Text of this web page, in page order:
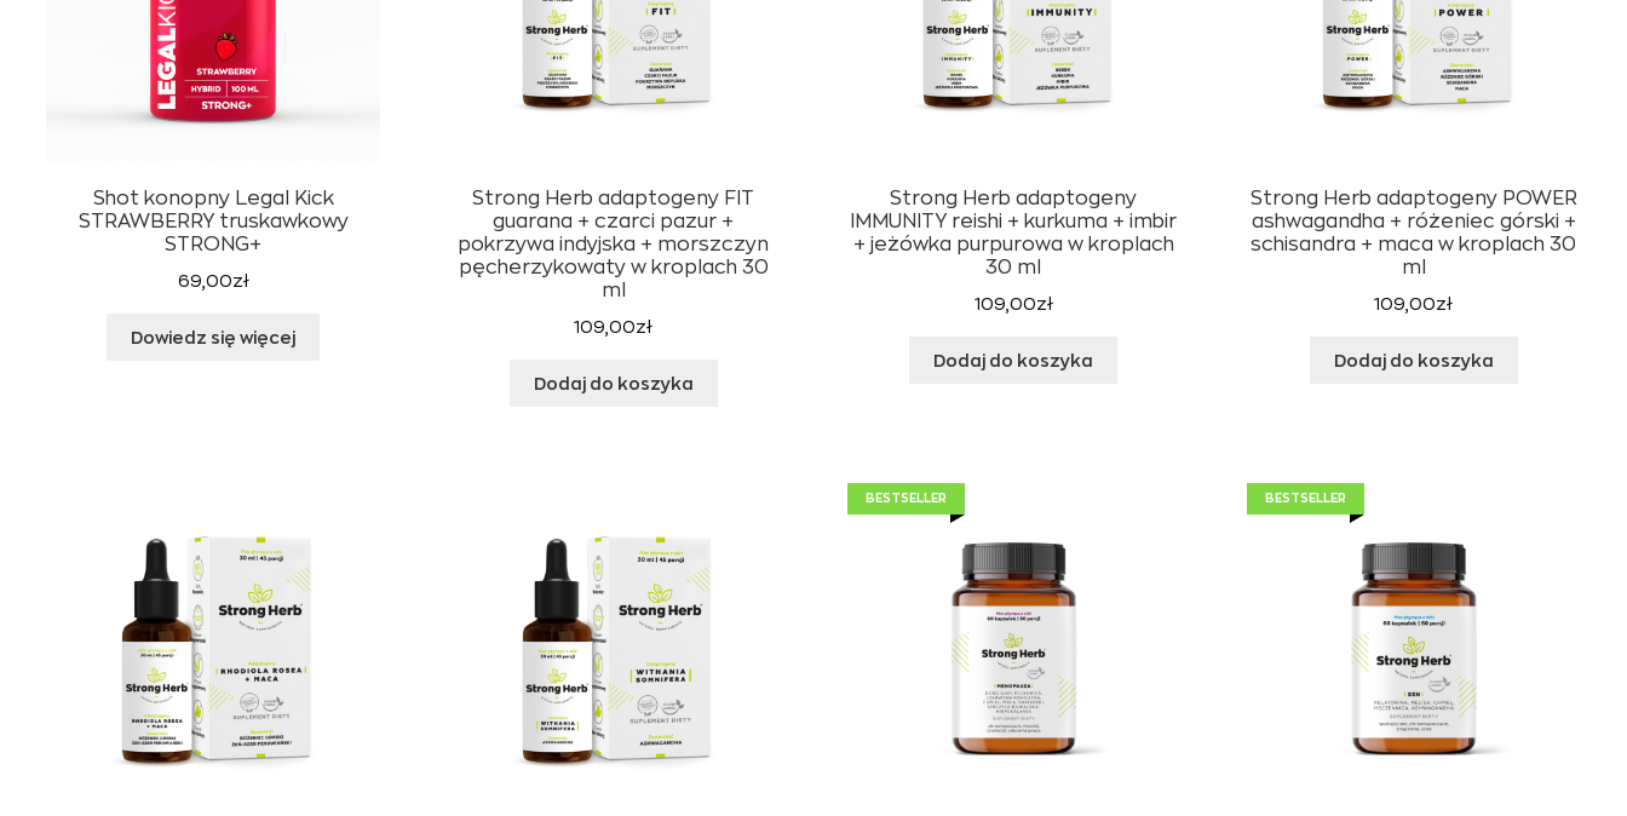
Shot konopny Legal Kick
STRAWBERRY truskawkowy
STRONG+
69,00zł
Dowiedz się więcej
Strong Herb adaptogeny FIT
guarana + czarci pazur +
pokrzywa indyjska + morszczyn
pęcherzykowaty w kroplach 30
ml
109,00zł
Dodaj do koszyka
Strong Herb adaptogeny
IMMUNITY reishi + kurkuma + imbir
+ jeżówka purpurowa w kroplach
30 ml
109,00zł
Dodaj do koszyka
Strong Herb adaptogeny POWER
ashwagandha + różeniec górski +
schisandra + maca w kroplach 30
ml
109,00zł
Dodaj do koszyka
BESTSELLER BESTSELLER